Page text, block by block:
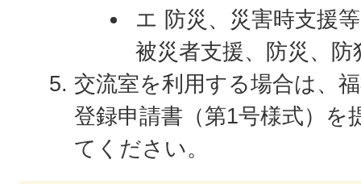
エ 防災、災害時支援
被災者支援、防災、
交流室を利用する場合は、
登録申請書（第1号様式）を
てください。